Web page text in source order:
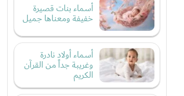
أسماء بنات قصيرة
خفيفة ومعناها جميل
أسماء أولاد نادرة
وغريبة جداً من القرآن
الكريم